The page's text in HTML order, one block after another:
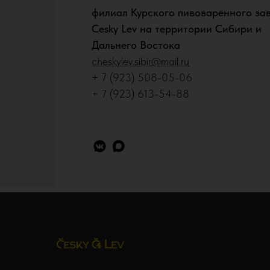
филиал Курского пивоваренного
Cesky Lev на территории Сибири и
Дальнего Востока
cheskylev.sibir@mail.ru
+ 7 (923) 508-05-06
+ 7 (923) 613-54-88